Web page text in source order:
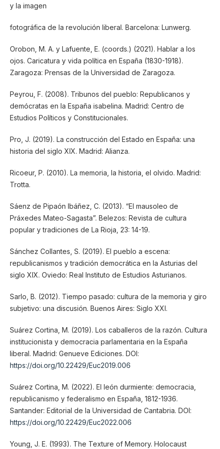
y la imagen
fotográfica de la revolución liberal. Barcelona: Lunwerg.
Orobon, M. A. y Lafuente, E. (coords.) (2021). Hablar a los
ojos. Caricatura y vida política en España (1830-1918).
Zaragoza: Prensas de la Universidad de Zaragoza.
Peyrou, F. (2008). Tribunos del pueblo: Republicanos y
demócratas en la España isabelina. Madrid: Centro de
Estudios Políticos y Constitucionales.
Pro, J. (2019). La construcción del Estado en España: una
historia del siglo XIX. Madrid: Alianza.
Ricoeur, P. (2010). La memoria, la historia, el olvido. Madrid:
Trotta.
Sáenz de Pipaón Ibáñez, C. (2013). “El mausoleo de
Práxedes Mateo-Sagasta”. Belezos: Revista de cultura
popular y tradiciones de La Rioja, 23: 14-19.
Sánchez Collantes, S. (2019). El pueblo a escena:
republicanismos y tradición democrática en la Asturias del
siglo XIX. Oviedo: Real Instituto de Estudios Asturianos.
Sarlo, B. (2012). Tiempo pasado: cultura de la memoria y giro
subjetivo: una discusión. Buenos Aires: Siglo XXI.
Suárez Cortina, M. (2019). Los caballeros de la razón. Cultura
institucionista y democracia parlamentaria en la España
liberal. Madrid: Genueve Ediciones. DOI:
https://doi.org/10.22429/Euc2019.006
Suárez Cortina, M. (2022). El león durmiente: democracia,
republicanismo y federalismo en España, 1812-1936.
Santander: Editorial de la Universidad de Cantabria. DOI:
https://doi.org/10.22429/Euc2022.006
Young, J. E. (1993). The Texture of Memory. Holocaust